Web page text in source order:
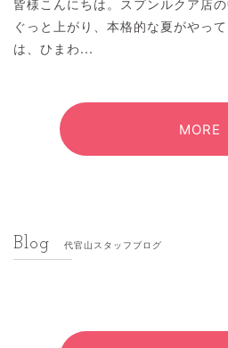
皆様こんにちは。スプンルクア店
ぐっと上がり、本格的な夏がやっ
は、ひまわ...
MORE
Blog 代官山スタッフブログ